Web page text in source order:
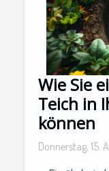
Wie Sie
Teich in
können
Donnerstag, 15.